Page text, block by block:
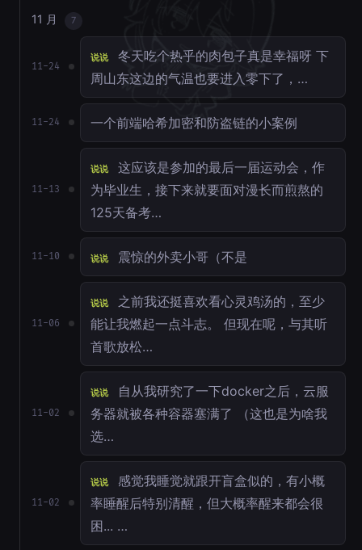
11 月 7
11-24
说说
冬天吃个热乎的肉包子真是幸福呀 下
周山东这边的气温也要进入零下了，…
11-24 一个前端哈希加密和防盗链的小案例
11-13
说说
这应该是参加的最后一届运动会，作
为毕业生，接下来就要面对漫长而煎熬的
125天备考…
11-10 说说 震惊的外卖小哥（不是
11-06
说说
之前我还挺喜欢看心灵鸡汤的，至少
能让我燃起一点斗志。 但现在呢，与其听
首歌放松…
11-02
说说
自从我研究了一下docker之后，云服
务器就被各种容器塞满了 （这也是为啥我
选…
11-02
说说
感觉我睡觉就跟开盲盒似的，有小概
率睡醒后特别清醒，但大概率醒来都会很
困... …